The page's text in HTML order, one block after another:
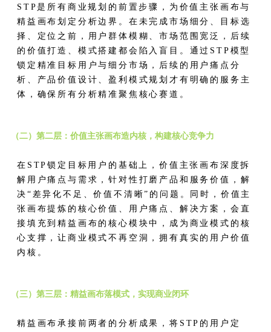
STP是所有商业规划的前置步骤，为价值主张画布与
精益画布划定分析边界。在未完成市场细分、目标选
择、定位之前，用户群体模糊、市场范围宽泛，后续
的价值打造、模式搭建都会陷入盲目。通过STP模型
锁定精准目标用户与细分市场，后续的用户痛点分
析、产品价值设计、盈利模式规划才有明确的服务主
体，确保所有分析精准聚焦核心赛道。
（二）第二层：价值主张画布造内核，构建核心竞争力
在STP锁定目标用户的基础上，价值主张画布深度拆
解用户痛点与需求，针对性打磨产品和服务价值，解
决“差异化不足、价值不清晰”的问题。同时，价值主
张画布提炼的核心价值、用户痛点、解决方案，会直
接填充到精益画布的核心模块中，成为商业模式的核
心支撑，让商业模式不再空洞，拥有真实的用户价值
内核。
（三）第三层：精益画布落模式，实现商业闭环
精益画布承接前两者的分析成果，将STP的用户定